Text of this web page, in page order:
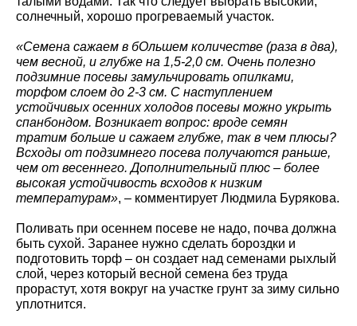
солнечный, хорошо прогреваемый участок.
«Семена сажаем в бОльшем количестве (раза в два),
чем весной, и глубже на 1,5-2,0 см. Очень полезно
подзимние посевы замульчировать опилками,
торфом слоем до 2-3 см. С наступлением
устойчивых осенних холодов посевы можно укрыть
спанбондом. Возникает вопрос: вроде семян
тратим больше и сажаем глубже, так в чем плюсы?
Всходы от подзимнего посева получаются раньше,
чем от весеннего. Дополнительный плюс – более
высокая устойчивость всходов к низким
температурам», – комментирует Людмила Бурякова.
Поливать при осеннем посеве не надо, почва должна
быть сухой. Заранее нужно сделать бороздки и
подготовить торф – он создает над семенами рыхлый
слой, через который весной семена без труда
прорастут, хотя вокруг на участке грунт за зиму сильно
уплотнится.